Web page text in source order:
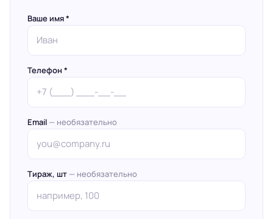
Ваше имя *
Телефон *
Email — необязательно
Тираж, шт — необязательно